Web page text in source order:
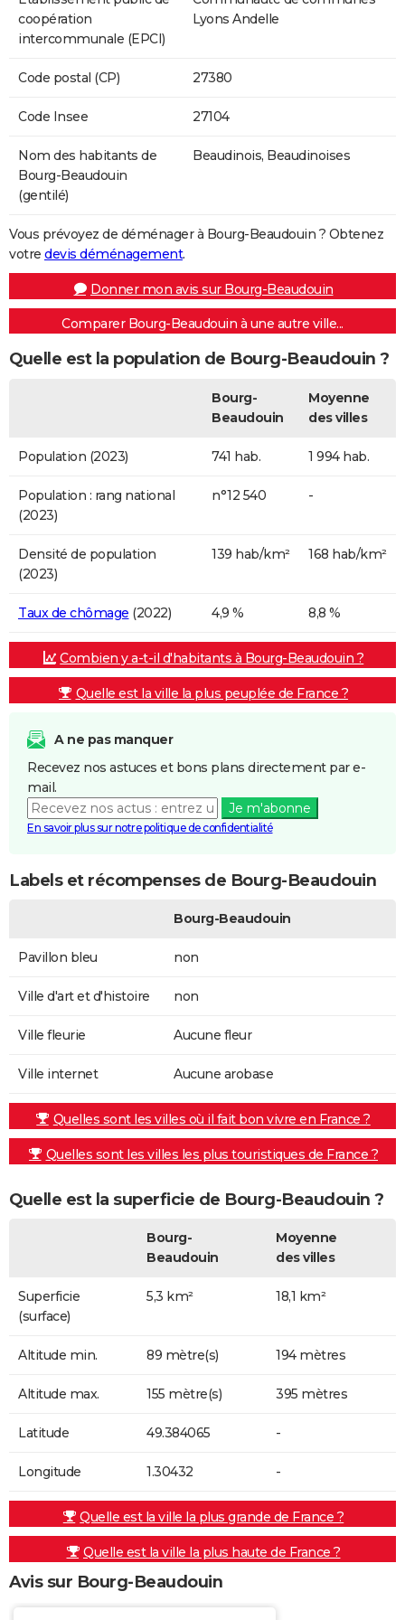
coopération
intercommunale (EPCI)
Lyons Andelle
Code postal (CP) 27380
Code Insee 27104
Nom des habitants de
Bourg-Beaudouin
(gentilé)
Beaudinois, Beaudinoises
Vous prévoyez de déménager à Bourg-Beaudouin ? Obtenez
votre devis déménagement.
Donner mon avis sur Bourg-Beaudouin
Comparer Bourg-Beaudouin à une autre ville...
Quelle est la population de Bourg-Beaudouin ?
Bourg-
Beaudouin
Moyenne
des villes
Population (2023) 741 hab. 1 994 hab.
Population : rang national
(2023)
n°12 540 -
Densité de population
(2023)
139 hab/km² 168 hab/km²
Taux de chômage (2022) 4,9 % 8,8 %
Combien y a-t-il d'habitants à Bourg-Beaudouin ?
Quelle est la ville la plus peuplée de France ?
A ne pas manquer
Recevez nos astuces et bons plans directement par e-
mail.
Je m'abonne
En savoir plus sur notre politique de confidentialité
Labels et récompenses de Bourg-Beaudouin
Bourg-Beaudouin
Pavillon bleu non
Ville d'art et d'histoire non
Ville fleurie Aucune fleur
Ville internet Aucune arobase
Quelles sont les villes où il fait bon vivre en France ?
Quelles sont les villes les plus touristiques de France ?
Quelle est la superficie de Bourg-Beaudouin ?
Bourg-
Beaudouin
Moyenne
des villes
Superficie
(surface)
5,3 km² 18,1 km²
Altitude min. 89 mètre(s) 194 mètres
Altitude max. 155 mètre(s) 395 mètres
Latitude 49.384065 -
Longitude 1.30432 -
Quelle est la ville la plus grande de France ?
Quelle est la ville la plus haute de France ?
Avis sur Bourg-Beaudouin